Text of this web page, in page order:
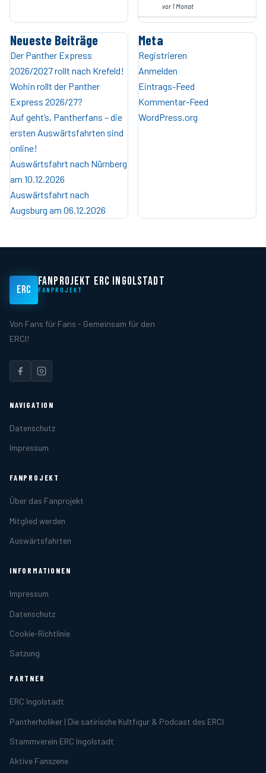
vor 1 Monat
Neueste Beiträge
Der Panther Express
2026/2027 rollt nach Krefeld!
Wohin rollt der Panther
Express 2026/27?
Auf geht’s, Pantherfans – die
ersten Auswärtsfahrten sind
online!
Auswärtsfahrt nach Nürnberg
am 10.12.2026
Auswärtsfahrt nach
Augsburg am 06.12.2026
Meta
Registrieren
Anmelden
Eintrags-Feed
Kommentar-Feed
WordPress.org
ERC
FANPROJEKT ERC INGOLSTADT
FANPROJEKT
Von Fans für Fans - Gemeinsam für den
ERCI!
NAVIGATION
Datenschutz
Impressum
FANPROJEKT
Über das Fanprojekt
Mitglied werden
Auswärtsfahrten
INFORMATIONEN
Impressum
Datenschutz
Cookie-Richtlinie
Satzung
PARTNER
ERC Ingolstadt
Pantherholiker | Die satirische Kultfigur & Podcast des ERCI
Stammverein ERC Ingolstadt
Aktive Fanszene